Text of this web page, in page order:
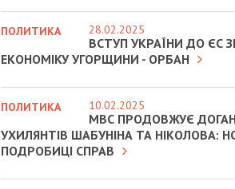
ПОЛИТИКА 28.02.2025
ВСТУП УКРАЇНИ ДО ЄС
ЕКОНОМІКУ УГОРЩИНИ - ОРБАН
ПОЛИТИКА 10.02.2025
МВС ПРОДОВЖУЄ
УХИЛЯНТІВ ШАБУНІНА ТА НІКОЛОВА:
ПОДРОБИЦІ СПРАВ